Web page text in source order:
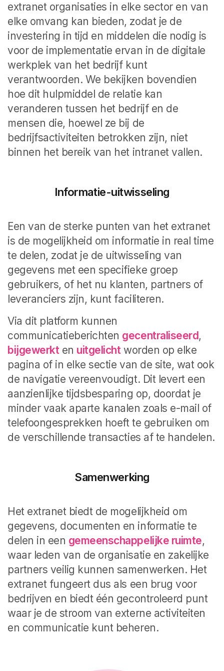
extranet organisaties in elke sector en van
elke omvang kan bieden, zodat je de
investering in tijd en middelen die nodig is
voor de implementatie ervan in de digitale
werkplek van het bedrijf kunt
verantwoorden. We bekijken bovendien
hoe dit hulpmiddel de relatie kan
veranderen tussen het bedrijf en de
mensen die, hoewel ze bij de
bedrijfsactiviteiten betrokken zijn, niet
binnen het bereik van het intranet vallen.
Informatie-uitwisseling
Een van de sterke punten van het extranet
is de mogelijkheid om informatie in real time
te delen, zodat je de uitwisseling van
gegevens met een specifieke groep
gebruikers, of het nu klanten, partners of
leveranciers zijn, kunt faciliteren.
Via dit platform kunnen
communicatieberichten gecentraliseerd ,
bijgewerkten uitgelichtworden op elke
pagina of in elke sectie van de site, wat ook
de navigatie vereenvoudigt. Dit levert een
aanzienlijke tijdsbesparing op, doordat je
minder vaak aparte kanalen zoals e-mail of
telefoongesprekken hoeft te gebruiken om
de verschillende transacties af te handelen.
Samenwerking
Het extranet biedt de mogelijkheid om
gegevens, documenten en informatie te
delen in een gemeenschappelijke ruimte,
waar leden van de organisatie en zakelijke
partners veilig kunnen samenwerken. Het
extranet fungeert dus als een brug voor
bedrijven en biedt één gecontroleerd punt
waar je de stroom van externe activiteiten
en communicatie kunt beheren.